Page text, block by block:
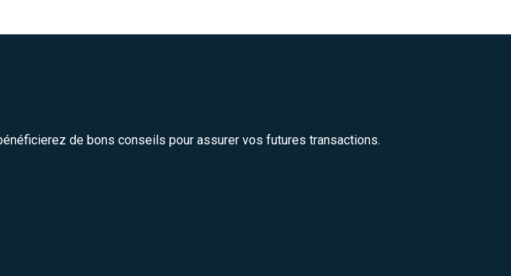
de bons conseils pour assurer vos futures transactions.